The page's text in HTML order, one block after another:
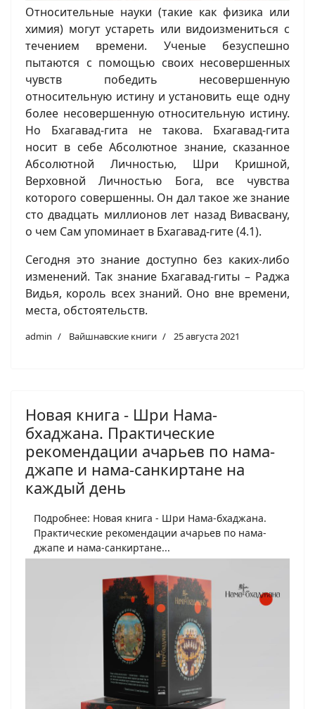
Относительные науки (такие как физика или
химия) могут устареть или видоизмениться с
течением времени. Ученые безуспешно
пытаются с помощью своих несовершенных
чувств победить несовершенную
относительную истину и установить еще одну
более несовершенную относительную истину.
Но Бхагавад-гита не такова. Бхагавад-гита
носит в себе Абсолютное знание, сказанное
Абсолютной Личностью, Шри Кришной,
Верховной Личностью Бога, все чувства
которого совершенны. Он дал такое же знание
сто двадцать миллионов лет назад Вивасвану,
о чем Сам упоминает в Бхагавад-гите (4.1).
Сегодня это знание доступно без каких-либо
изменений. Так знание Бхагавад-гиты – Раджа
Видья, король всех знаний. Оно вне времени,
места, обстоятельств.
admin Вайшнавские книги 25 августа 2021
Новая книга - Шри Нама-
бхаджана. Практические
рекомендации ачарьев по нама-
джапе и нама-санкиртане на
каждый день
Подробнее: Новая книга - Шри Нама-бхаджана.
Практические рекомендации ачарьев по нама-
джапе и нама-санкиртане...